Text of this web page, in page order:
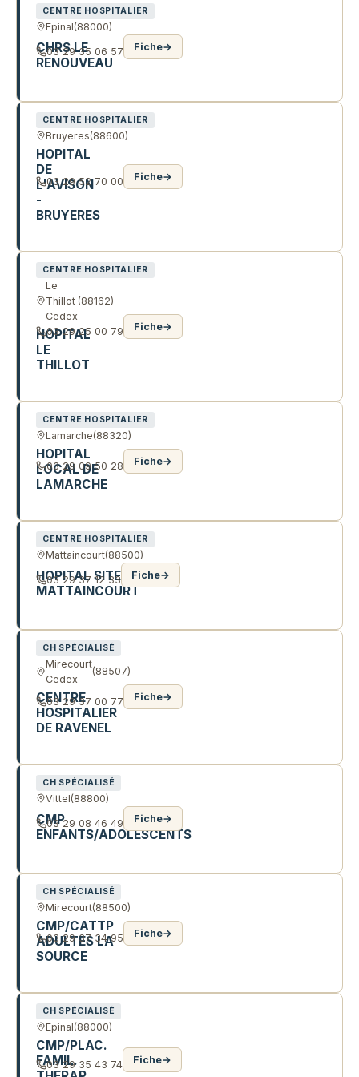
CENTRE HOSPITALIER
Epinal(88000)
CHRS LE
RENOUVEAU
03 29 35 06 57 Fiche→
CENTRE HOSPITALIER
Bruyeres(88600)
HOPITAL
DE
L'AVISON
-
BRUYERES
03 29 52 70 00 Fiche→
CENTRE HOSPITALIER
Le
Thillot
Cedex
(88162)
HOPITAL
LE
THILLOT
03 29 25 00 79 Fiche→
CENTRE HOSPITALIER
Lamarche(88320)
HOPITAL
LOCAL DE
LAMARCHE
03 29 09 50 28 Fiche→
CENTRE HOSPITALIER
Mattaincourt(88500)
HOPITAL SITE
MATTAINCOURT
03 29 37 12 33 Fiche→
CH SPÉCIALISÉ
Mirecourt
Cedex
(88507)
CENTRE
HOSPITALIER
DE RAVENEL
03 29 37 00 77 Fiche→
CH SPÉCIALISÉ
Vittel(88800)
CMP
ENFANTS/ADOLESCENTS
03 29 08 46 49 Fiche→
CH SPÉCIALISÉ
Mirecourt(88500)
CMP/CATTP
ADULTES LA
SOURCE
03 29 37 34 95 Fiche→
CH SPÉCIALISÉ
Epinal(88000)
CMP/PLAC.
FAMIL.
03 29 35 43 74 Fiche→